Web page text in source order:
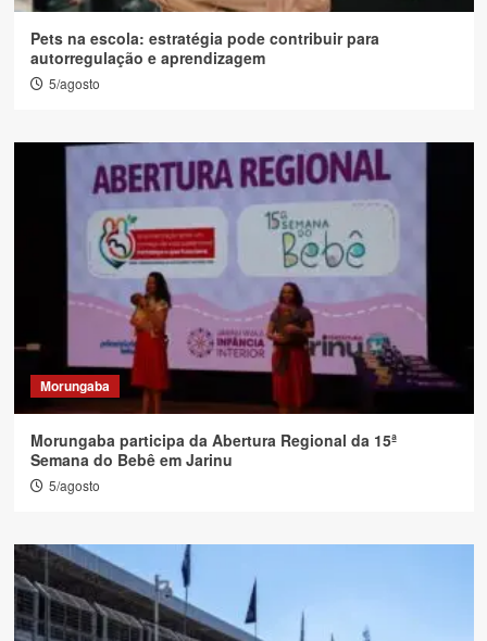
Pets na escola: estratégia pode contribuir para
autorregulação e aprendizagem
5/agosto
Morungaba
Morungaba participa da Abertura Regional da 15ª
Semana do Bebê em Jarinu
5/agosto